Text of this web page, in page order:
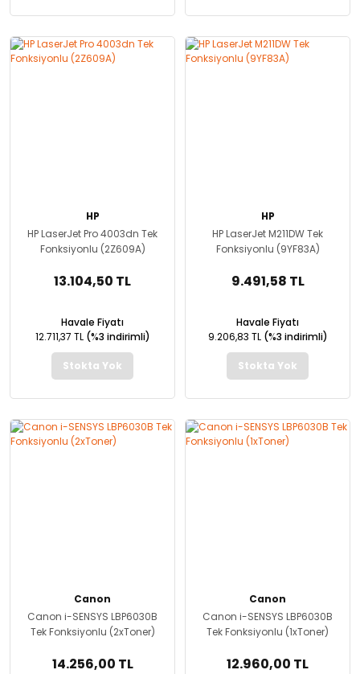
HP
HP LaserJet Pro 4003dn Tek
Fonksiyonlu (2Z609A)
13.104,50 TL
Havale Fiyatı
12.711,37 TL (%3 indirimli)
Stokta Yok
HP
HP LaserJet M211DW Tek
Fonksiyonlu (9YF83A)
9.491,58 TL
Havale Fiyatı
9.206,83 TL (%3 indirimli)
Stokta Yok
Canon
Canon i-SENSYS LBP6030B
Tek Fonksiyonlu (2xToner)
14.256,00 TL
Canon
Canon i-SENSYS LBP6030B
Tek Fonksiyonlu (1xToner)
12.960,00 TL